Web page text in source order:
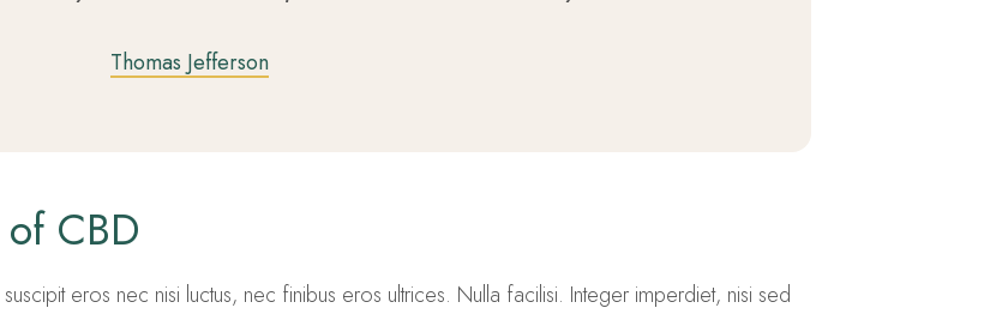
Thomas Jefferson
CBD
eros nec nisi luctus, nec finibus eros ultrices. Nulla facilisi. Integer imperdiet, nisi sed